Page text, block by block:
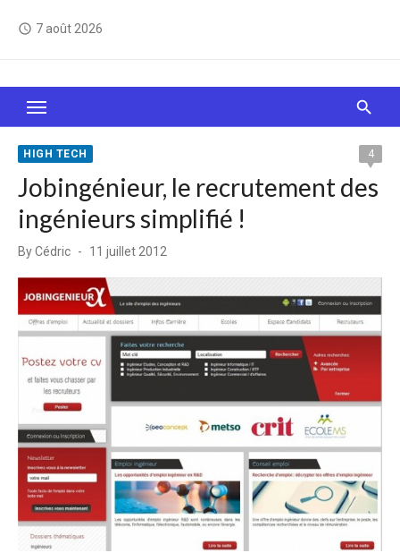
access_time 7 août 2026
Le Web, c'est comme une boîte de chocolats… On
sait jamais sur quoi on va tomber !
HIGH TECH 4
Jobingénieur, le recrutement des
ingénieurs simplifié !
ByCédric
Posted
11 juillet 2012